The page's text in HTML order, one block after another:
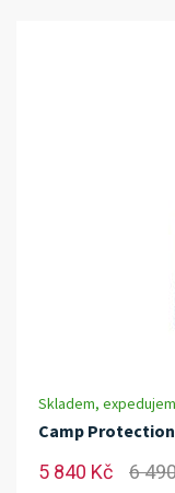
Skladem,
Camp
5 840 Kč 6